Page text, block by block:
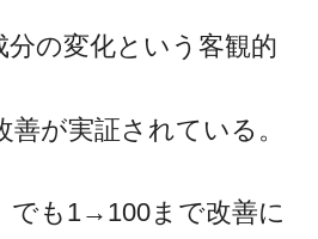
分の変化という客観的
が実証されている。
でも1→100まで改善に